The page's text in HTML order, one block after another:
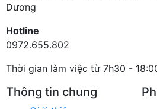
Dương
Hotline
0972.655.802
Thời gian làm việc từ 7h30 -
Thông tin chung